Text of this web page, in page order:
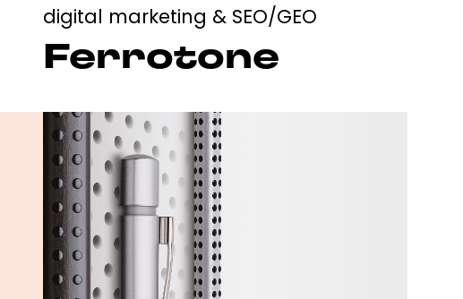
digital marketing & SEO/GEO
Ferrotone